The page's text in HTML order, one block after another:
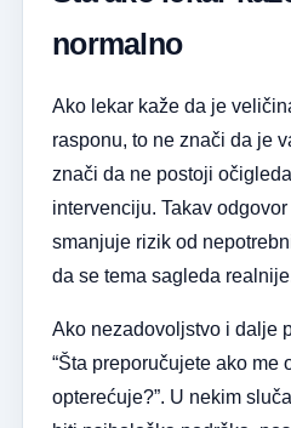
normalno
Ako lekar kaže da je
rasponu, to ne znači da je
znači da ne postoji
intervenciju. Takav
smanjuje rizik od
da se tema sagleda
Ako nezadovoljstvo i dalje
“Šta preporučujete ako me
opterećuje?”. U nekim